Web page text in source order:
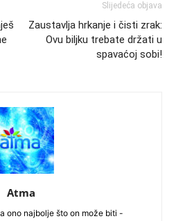
Slijedeća objava
Zaustavlja hrkanje i čisti zrak:
Ovu biljku trebate držati u
spavaćoj sobi!
Atma
ono najbolje što on može biti -